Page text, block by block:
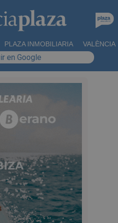
PLAZA INMOBILIARIA VALÈNCIA
en Google